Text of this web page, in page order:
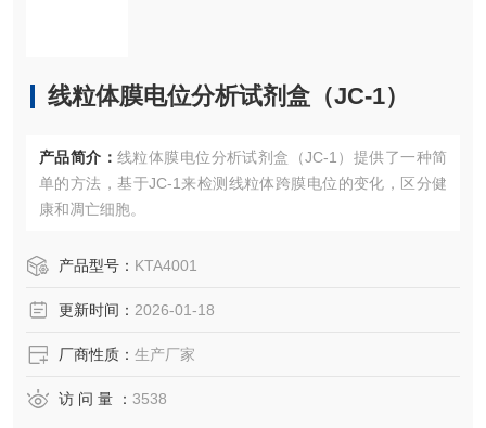
线粒体膜电位分析试剂盒（JC-1）
产品简介： 线粒体膜电位分析试剂盒（JC-1）提供了一种简
单的方法，基于JC-1来检测线粒体跨膜电位的变化，区分健
康和凋亡细胞。
产品型号： KTA4001
更新时间： 2026-01-18
厂商性质： 生产厂家
访 问 量 ： 3538